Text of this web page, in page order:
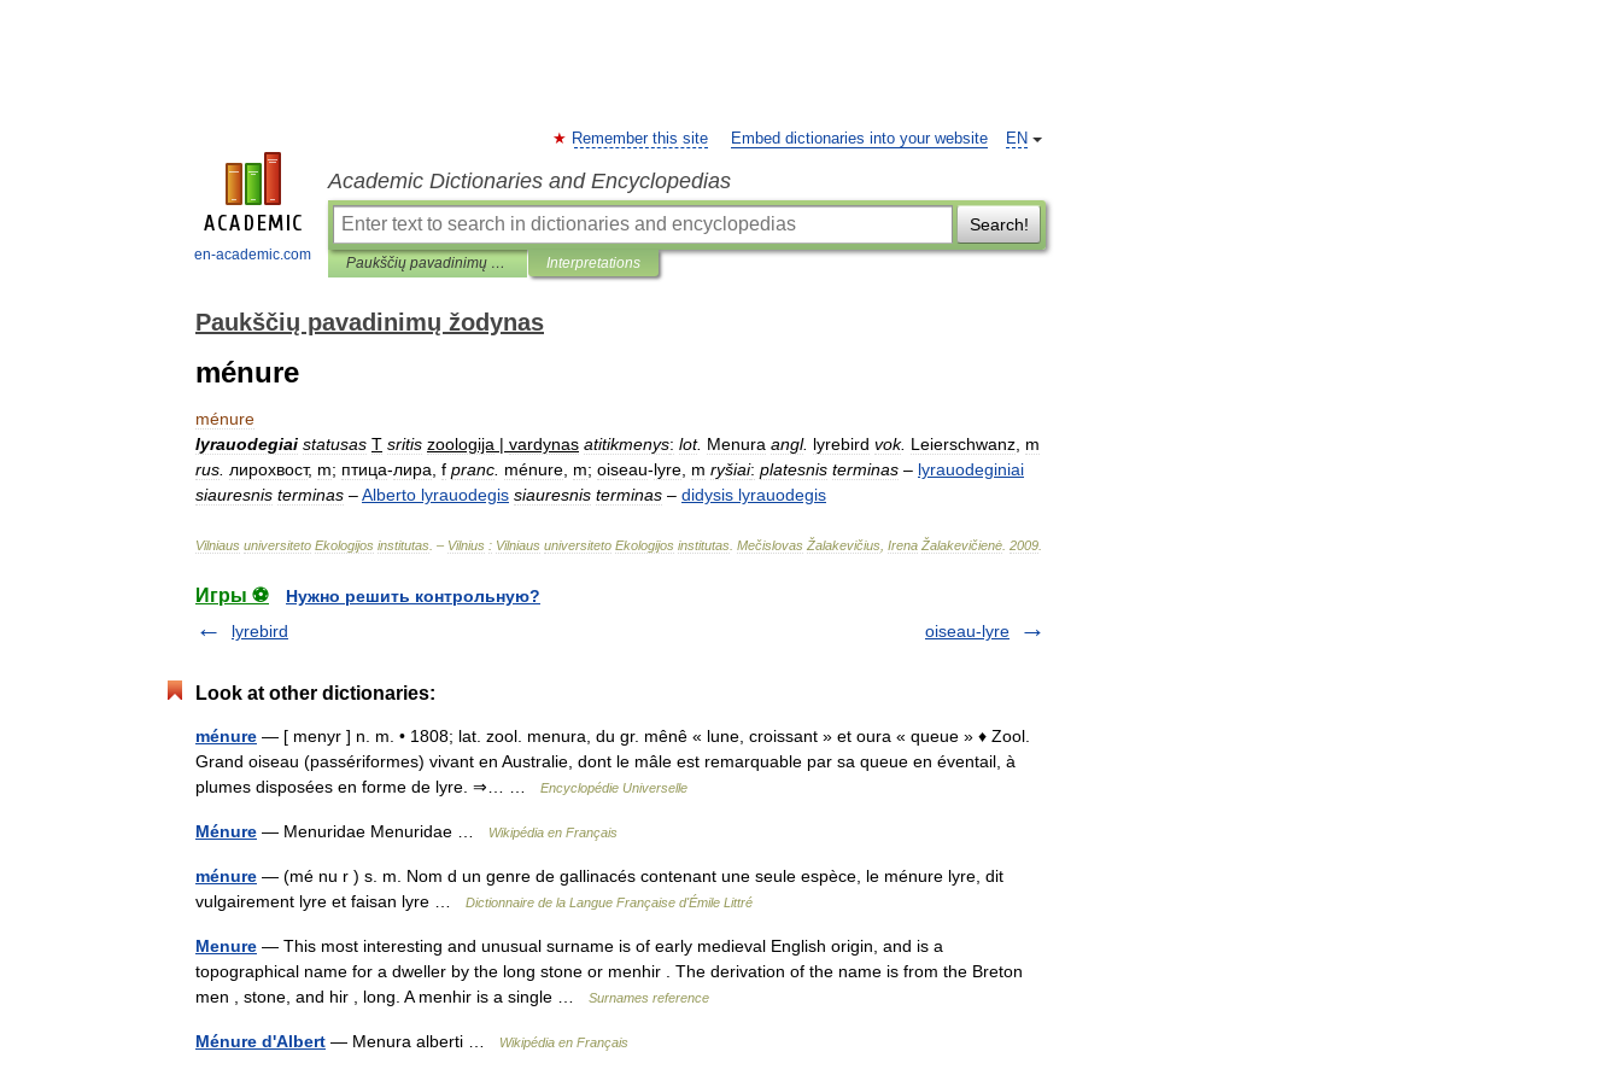
en-academic.com
EN
Remember this site Embed dictionaries into your website
Academic Dictionaries and Encyclopedias
Search!
Paukščių pavadinimų žodynas Interpretations
Paukščių pavadinimų žodynas
ménure
ménure
lyrauodegiai statusas T sritis zoologija | vardynas atitikmenys: lot. Menura angl. lyrebird vok. Leierschwanz m
rus лирохвост, m; птица-лира f pranc ménure m; oiseau-lyre m ryšiai: platesnis terminas – lyrauodeginiai
siauresnis terminas –Alberto lyrauodegis siauresnis terminas – didysis lyrauodegis
Vilniaus universiteto Ekologijos institutas . – Vilnius : Vilniaus universiteto Ekologijos institutas Mečislovas Žalakevičius Irena Žalakevičienė 2009
Игры ⚽
Нужно решить контрольную?
lyrebird
oiseau-lyre
Look at other dictionaries:
ménure — [ menyr ] n. m. • 1808; lat. zool. menura, du gr. mênê « lune, croissant » et oura « queue » ♦ Zool.
Grand oiseau (passériformes) vivant en Australie, dont le mâle est remarquable par sa queue en éventail, à
plumes disposées en forme de lyre. ⇒… …
Encyclopédie Universelle
Ménure — Menuridae Menuridae … Wikipédia en Français
ménure — (mé nu r ) s. m. Nom d un genre de gallinacés contenant une seule espèce, le ménure lyre, dit
vulgairement lyre et faisan lyre …
Dictionnaire de la Langue Française d'Émile Littré
Menure — This most interesting and unusual surname is of early medieval English origin, and is a
topographical name for a dweller by the long stone or menhir . The derivation of the name is from the Breton
men , stone, and hir , long. A menhir is a single …
Surnames reference
Ménure d'Albert — Menura alberti … Wikipédia en Français